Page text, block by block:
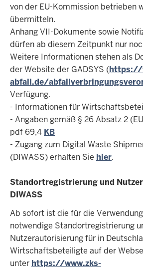
von der EU-Kommission betrieben
übermitteln.
Anhang VII-Dokumente sowie
dürfen ab diesem Zeitpunkt nur
Weitere Informationen stehen als
der Website der GADSYS (https://
abfall.de/
Verfügung.
- Informationen für
- Angaben gemäß § 26 Absatz 2
pdf 69,4 KB
- Zugang zum Digital Waste
(DIWASS) erhalten Sie hier.
Standortregistrierung und
DIWASS
Ab sofort ist die für die
notwendige Standortregistrierung
Nutzerautorisierung für in
Wirtschaftsbeteiligte auf der
unter https://www.zks-